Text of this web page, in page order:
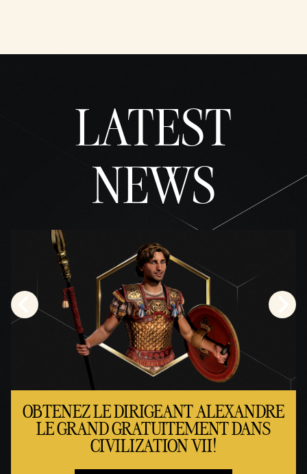
LATEST
NEWS
OBTENEZ LE DIRIGEANT ALEXANDRE
LE GRAND GRATUITEMENT DANS
CIVILIZATION VII!